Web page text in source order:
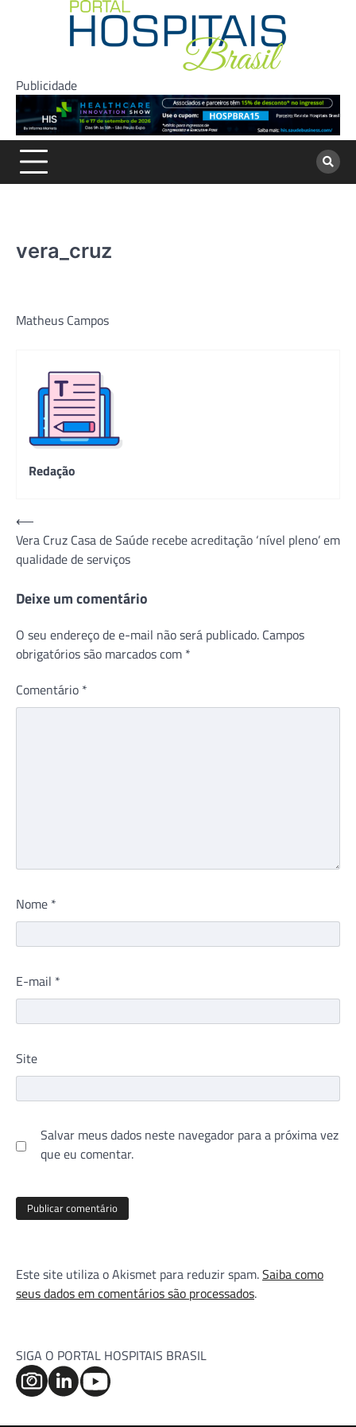
Publicidade
vera_cruz
Matheus Campos
Redação
Navegação
de
Post
⟵
Vera Cruz Casa de Saúde recebe acreditação ‘nível pleno’ em
qualidade de serviços
Deixe um comentário
O seu endereço de e-mail não será publicado. Campos
obrigatórios são marcados com *
Comentário *
Nome *
E-mail *
Site
Salvar meus dados neste navegador para a próxima vez
que eu comentar.
Este site utiliza o Akismet para reduzir spam.Saiba como
seus dados em comentários são processados.
SIGA O PORTAL HOSPITAIS BRASIL